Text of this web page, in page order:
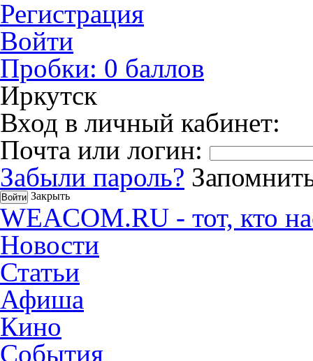
Регистрация
Войти
Пробки: 0 баллов
Иркутск
Вход в личный кабинет:
Почта или логин:
Забыли пароль?
Закрыть
WEACOM.RU - тот, кто
Новости
Статьи
Афиша
Кино
События